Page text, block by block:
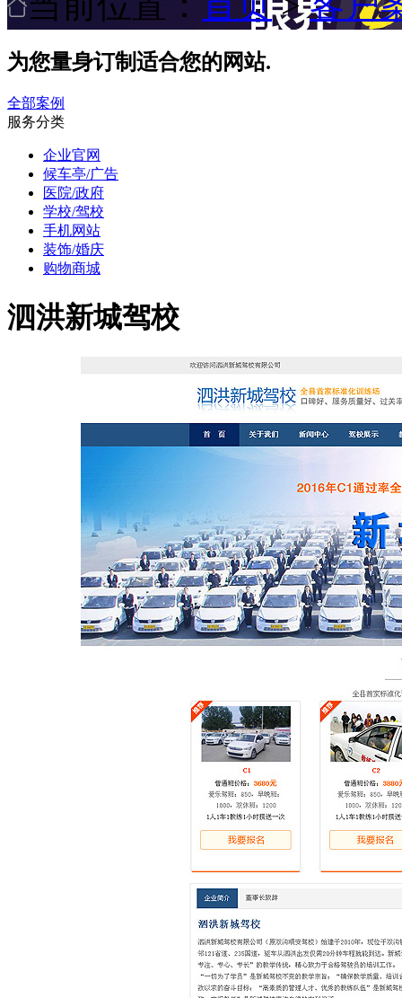
为您量身订制适合您的网站.
全部案例
服务分类
企业官网
候车亭/广告
医院/政府
学校/驾校
手机网站
装饰/婚庆
购物商城
泗洪新城驾校